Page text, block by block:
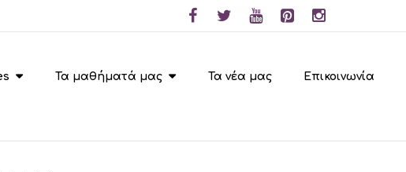
Τα μαθήματά μας Τα νέα μας Επικοινωνία